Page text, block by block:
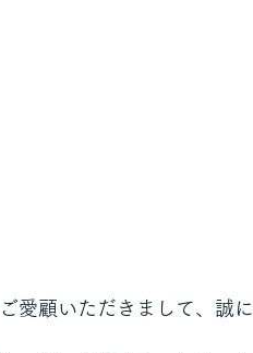
愛顧いただきまして、誠